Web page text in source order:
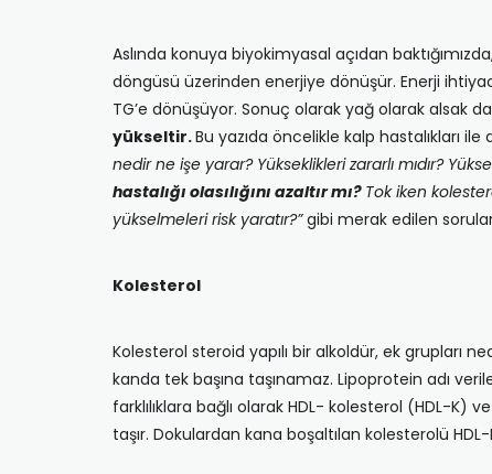
Aslında konuya biyokimyasal açıdan
döngüsü üzerinden enerjiye dönüşür. Enerji
TG’e dönüşüyor. Sonuç olarak yağ olarak alsak
yükseltir.Bu yazıda öncelikle kalp hastalıkları
nedir ne işe yarar? Yükseklikleri zararlı mıdır?
hastalığı olasılığını azaltır mı? Tok iken
yükselmeleri risk yaratır?”gibi merak edilen
Kolesterol
Kolesterol steroid yapılı bir alkoldür, ek grupları
kanda tek başına taşınamaz. Lipoprotein adı
farklılıklara bağlı olarak HDL- kolesterol (HDL-K)
taşır. Dokulardan kana boşaltılan kolesterolü